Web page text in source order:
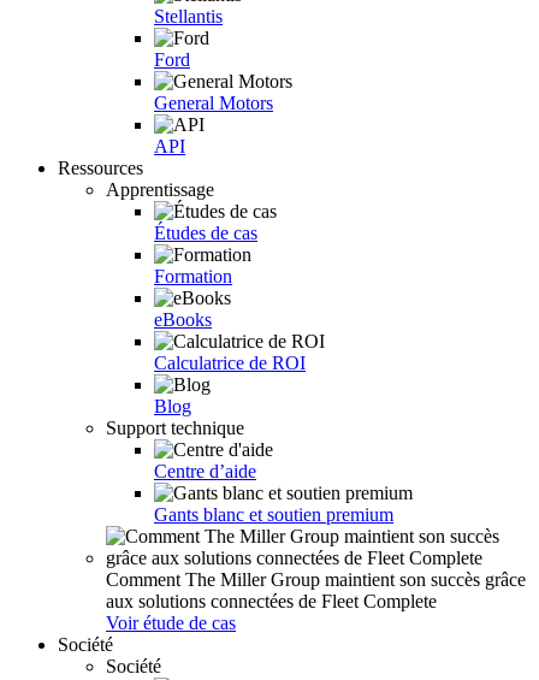
Stellantis
Ford
General Motors
API
Ressources
Apprentissage
Études de cas
Formation
eBooks
Calculatrice de ROI
Blog
Support technique
Centre d’aide
Gants blanc et soutien premium
Comment The Miller Group maintient son succès grâce
aux solutions connectées de Fleet Complete
Voir étude de cas
Société
Société